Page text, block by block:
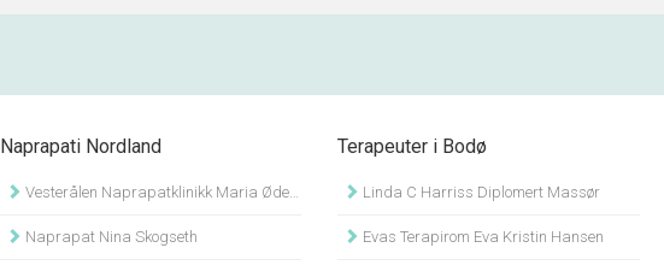
Naprapati Nordland
Vesterålen Naprapatklinikk Maria Ødegård
Naprapat Nina Skogseth
Terapeuter i Bodø
Linda C Harriss Diplomert Massør
Evas Terapirom Eva Kristin Hansen